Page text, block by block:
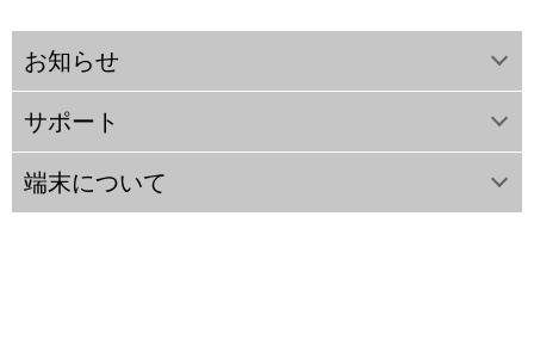
お知らせ
サポート
端末について